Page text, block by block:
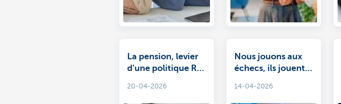
La pension, levier
d'une politique RH
l'avenir
20-04-2026
Nous jouons aux
échecs, ils jouent
14-04-2026